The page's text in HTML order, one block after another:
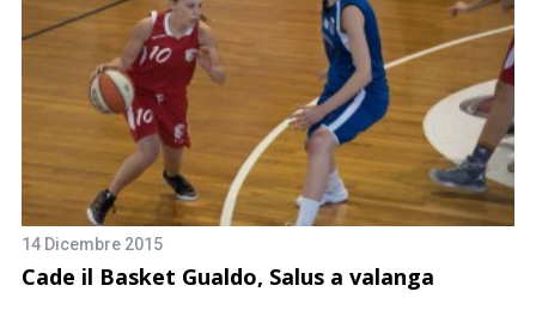
14 Dicembre 2015
Cade il Basket Gualdo, Salus a valanga